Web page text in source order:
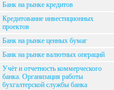
Банк на рынке кредитов
Кредитование инвестиционных
проектов
Банк на рынке ценных бумаг
Банк на рынке валютных операций
Учёт и отчетность коммерческого
банка. Организация работы
бухгалтерской службы банка